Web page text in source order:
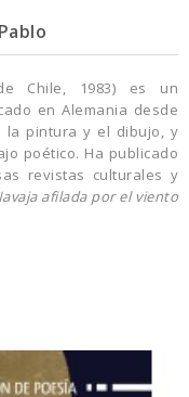
Chile, 1983) es un
en Alemania desde
la pintura y el dibujo, y
poético. Ha publicado
revistas culturales y
afilada por el viento